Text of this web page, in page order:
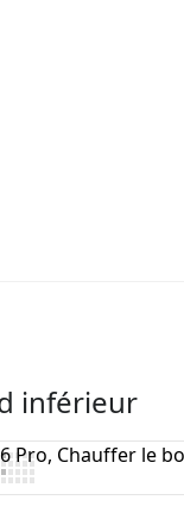
inférieur